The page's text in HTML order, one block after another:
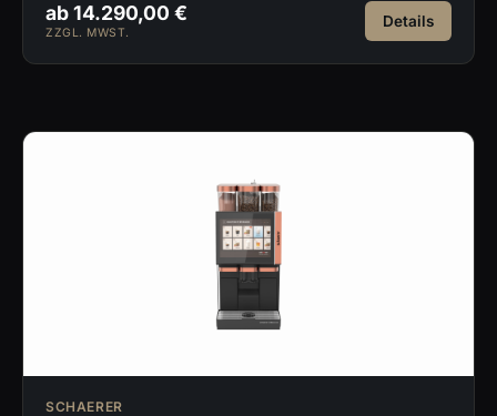
ab 14.290,00 €
ZZGL. MWST.
Details
SCHAERER